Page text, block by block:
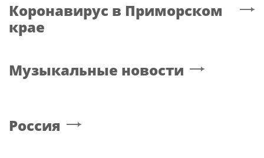
Коронавирус в Приморском
крае
Музыкальные новости
Россия